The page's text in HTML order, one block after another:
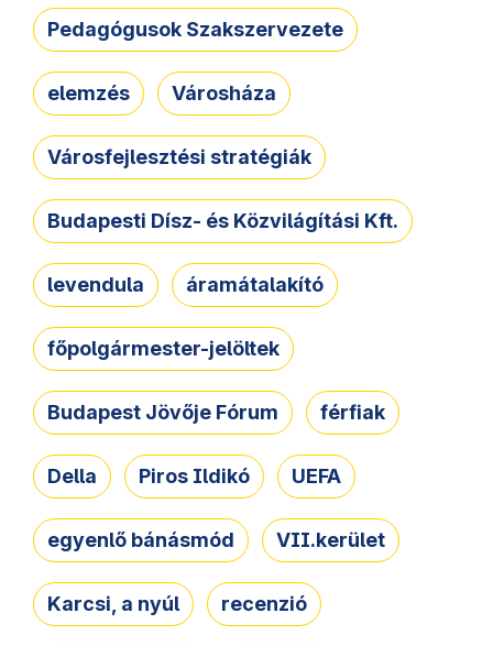
Pedagógusok Szakszervezete
elemzés Városháza
Városfejlesztési stratégiák
Budapesti Dísz- és Közvilágítási Kft.
levendula áramátalakító
főpolgármester-jelöltek
Budapest Jövője Fórum férfiak
Della Piros Ildikó UEFA
egyenlő bánásmód VII.kerület
Karcsi, a nyúl recenzió